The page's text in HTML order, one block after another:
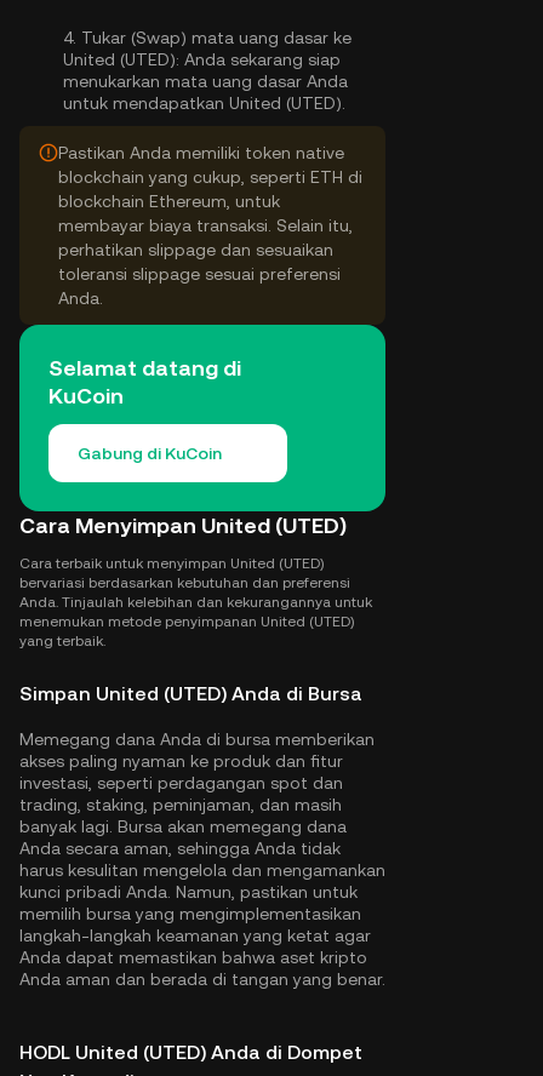
4. Tukar (Swap) mata uang dasar ke
United (UTED): Anda sekarang siap
menukarkan mata uang dasar Anda
untuk mendapatkan United (UTED).
Pastikan Anda memiliki token native
blockchain yang cukup, seperti ETH di
blockchain Ethereum, untuk
membayar biaya transaksi. Selain itu,
perhatikan slippage dan sesuaikan
toleransi slippage sesuai preferensi
Anda.
Selamat datang di
KuCoin
Gabung di KuCoin
Cara Menyimpan United (UTED)
Cara terbaik untuk menyimpan United (UTED)
bervariasi berdasarkan kebutuhan dan preferensi
Anda. Tinjaulah kelebihan dan kekurangannya untuk
menemukan metode penyimpanan United (UTED)
yang terbaik.
Simpan United (UTED) Anda di Bursa
Memegang dana Anda di bursa memberikan
akses paling nyaman ke produk dan fitur
investasi, seperti perdagangan spot dan
trading, staking, peminjaman, dan masih
banyak lagi. Bursa akan memegang dana
Anda secara aman, sehingga Anda tidak
harus kesulitan mengelola dan mengamankan
kunci pribadi Anda. Namun, pastikan untuk
memilih bursa yang mengimplementasikan
langkah-langkah keamanan yang ketat agar
Anda dapat memastikan bahwa aset kripto
Anda aman dan berada di tangan yang benar.
HODL United (UTED) Anda di Dompet